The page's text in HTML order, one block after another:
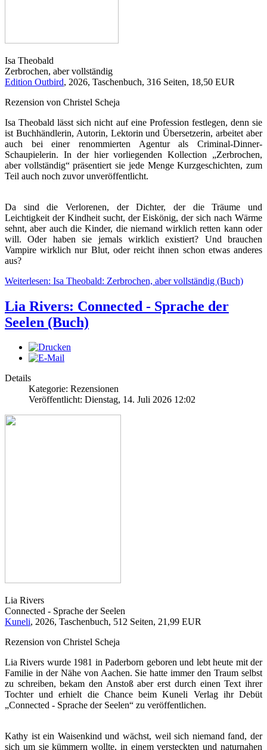
Isa Theobald
Zerbrochen, aber vollständig
Edition Outbird, 2026, Taschenbuch, 316 Seiten, 18,50 EUR
Rezension von Christel Scheja
Isa Theobald lässt sich nicht auf eine Profession festlegen, denn sie
ist Buchhändlerin, Autorin, Lektorin und Übersetzerin, arbeitet aber
auch bei einer renommierten Agentur als Criminal-Dinner-
Schaupielerin. In der hier vorliegenden Kollection „Zerbrochen,
aber vollständig“ präsentiert sie jede Menge Kurzgeschichten, zum
Teil auch noch zuvor unveröffentlicht.
Da sind die Verlorenen, der Dichter, der die Träume und
Leichtigkeit der Kindheit sucht, der Eiskönig, der sich nach Wärme
sehnt, aber auch die Kinder, die niemand wirklich retten kann oder
will. Oder haben sie jemals wirklich existiert? Und brauchen
Vampire wirklich nur Blut, oder reicht ihnen schon etwas anderes
aus?
Weiterlesen: Isa Theobald: Zerbrochen, aber vollständig (Buch)
Lia Rivers: Connected - Sprache der
Seelen (Buch)
Details
Kategorie: Rezensionen
Veröffentlicht: Dienstag, 14. Juli 2026 12:02
Lia Rivers
Connected - Sprache der Seelen
Kuneli, 2026, Taschenbuch, 512 Seiten, 21,99 EUR
Rezension von Christel Scheja
Lia Rivers wurde 1981 in Paderborn geboren und lebt heute mit der
Familie in der Nähe von Aachen. Sie hatte immer den Traum selbst
zu schreiben, bekam den Anstoß aber erst durch einen Text ihrer
Tochter und erhielt die Chance beim Kuneli Verlag ihr Debüt
„Connected - Sprache der Seelen“ zu veröffentlichen.
Kathy ist ein Waisenkind und wächst, weil sich niemand fand, der
sich um sie kümmern wollte, in einem versteckten und naturnahen